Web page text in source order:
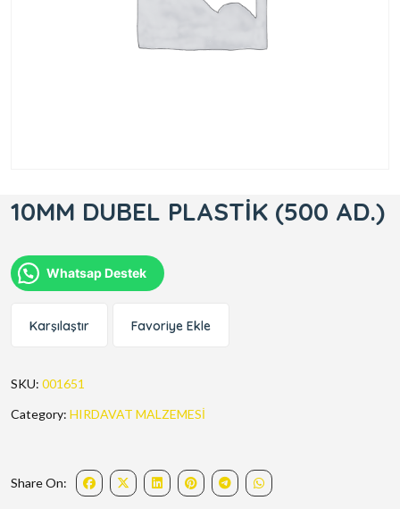
10MM DUBEL PLASTİK (500 AD.)
Whatsap Destek
Karşılaştır Favoriye Ekle
SKU: 001651
Category: HIRDAVAT MALZEMESİ
Share On: